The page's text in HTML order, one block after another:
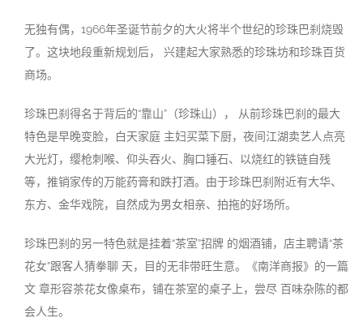
无独有偶，1966年圣诞节前夕的大火将半个世纪的珍珠巴刹烧毁
了。这块地段重新规划后， 兴建起大家熟悉的珍珠坊和珍珠百货
商场。
珍珠巴刹得名于背后的“靠山”（珍珠山）， 从前珍珠巴刹的最大
特色是早晚变脸，白天家庭 主妇买菜下厨，夜间江湖卖艺人点亮
大光灯，缨枪刺喉、仰头吞火、胸口锤石、以烧红的铁链自残
等，推销家传的万能药膏和跌打酒。由于珍珠巴刹附近有大华、
东方、金华戏院，自然成为男女相亲、拍拖的好场所。
珍珠巴刹的另一特色就是挂着“茶室”招牌 的烟酒铺，店主聘请“茶
花女”跟客人猜拳聊 天，目的无非带旺生意。《南洋商报》的一篇
文 章形容茶花女像桌布，铺在茶室的桌子上，尝尽 百味杂陈的都
会人生。